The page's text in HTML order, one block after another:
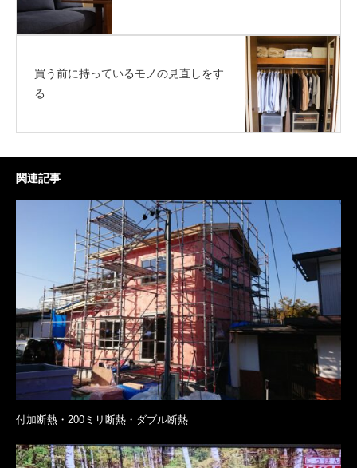
買う前に持っているモノの見直しをす
る
関連記事
付加断熱・200ミリ断熱・ダブル断熱